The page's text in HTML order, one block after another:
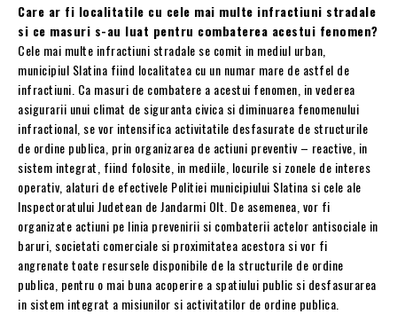
Care ar fi localitatile cu cele mai multe infractiuni stradale
si ce masuri s-au luat pentru combaterea acestui fenomen?
Cele mai multe infractiuni stradale se comit in mediul urban,
municipiul Slatina fiind localitatea cu un numar mare de astfel de
infractiuni. Ca masuri de combatere a acestui fenomen, in vederea
asigurarii unui climat de siguranta civica si diminuarea fenomenului
infractional, se vor intensifica activitatile desfasurate de structurile
de ordine publica, prin organizarea de actiuni preventiv – reactive, in
sistem integrat, fiind folosite, in mediile, locurile si zonele de interes
operativ, alaturi de efectivele Politiei municipiului Slatina si cele ale
Inspectoratului Judetean de Jandarmi Olt. De asemenea, vor fi
organizate actiuni pe linia prevenirii si combaterii actelor antisociale in
baruri, societati comerciale si proximitatea acestora si vor fi
angrenate toate resursele disponibile de la structurile de ordine
publica, pentru o mai buna acoperire a spatiului public si desfasurarea
in sistem integrat a misiunilor si activitatilor de ordine publica.